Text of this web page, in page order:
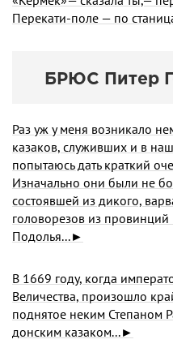
Перекати-поле — по
БРЮС Питер
Раз уж у меня возникало
казаков, служивших и в
попытаюсь дать краткий
Изначально они были не
состоявшей из дикого,
головорезов из
Подолья...►
В 1669 году, когда
Величества, произошло
поднятое неким Степаном
донским казаком...►